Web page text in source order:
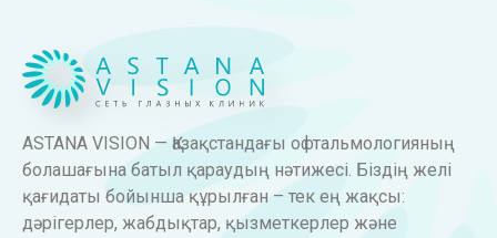
ASTANA VISION — Қазақстандағы офтальмологияның
болашағына батыл қараудың нәтижесі. Біздің желі
қағидаты бойынша құрылған – тек ең жақсы:
дәрігерлер, жабдықтар, қызметкерлер және